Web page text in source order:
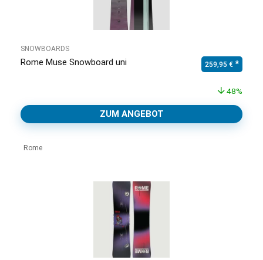
SNOWBOARDS
Rome Muse Snowboard uni Ursprünglicher
259,95 €
48%
ZUM ANGEBOT
Rome